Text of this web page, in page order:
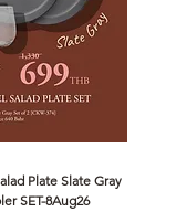
Plate Slate Gray
SET-8Aug26